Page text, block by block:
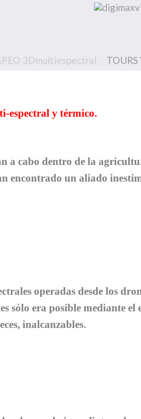
3Dmultiespectral TOURS
espectral y térmico.
a cabo dentro de la
encontrado un aliado
operadas desde los
sólo era posible mediante
inalcanzables.